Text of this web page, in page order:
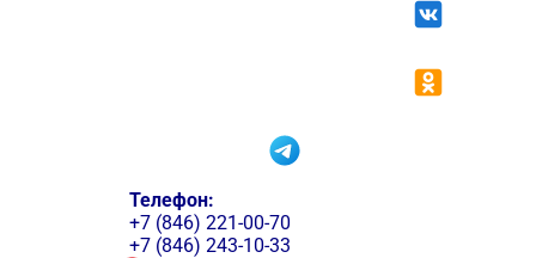
Телефон:
+7 (846) 221-00-70
+7 (846) 243-10-33